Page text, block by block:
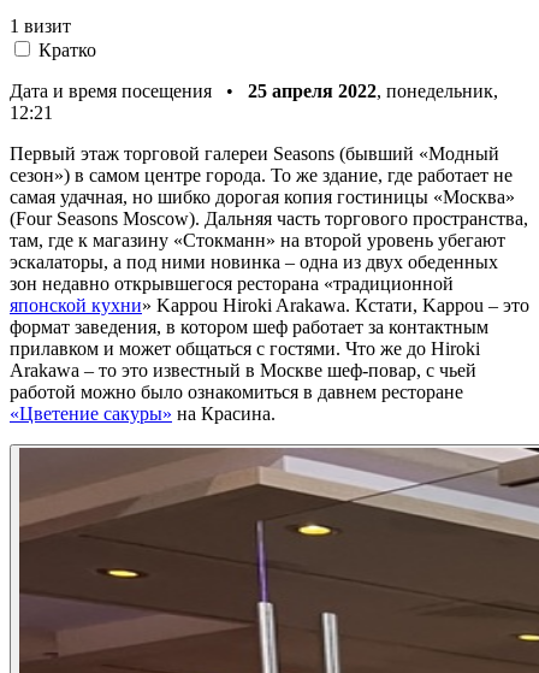
1 визит
Кратко
Дата и время посещения • 25 апреля 2022, понедельник,
12:21
Первый этаж торговой галереи Seasons (бывший «Модный
сезон») в самом центре города. То же здание, где работает не
самая удачная, но шибко дорогая копия гостиницы «Москва»
(Four Seasons Moscow). Дальняя часть торгового пространства,
там, где к магазину «Стокманн» на второй уровень убегают
эскалаторы, а под ними новинка – одна из двух обеденных
зон недавно открывшегося ресторана «традиционной
японской кухни» Kappou Hiroki Arakawa. Кстати, Kappou – это
формат заведения, в котором шеф работает за контактным
прилавком и может общаться с гостями. Что же до Hiroki
Arakawa – то это известный в Москве шеф-повар, с чьей
работой можно было ознакомиться в давнем ресторане
«Цветение сакуры» на Красина.